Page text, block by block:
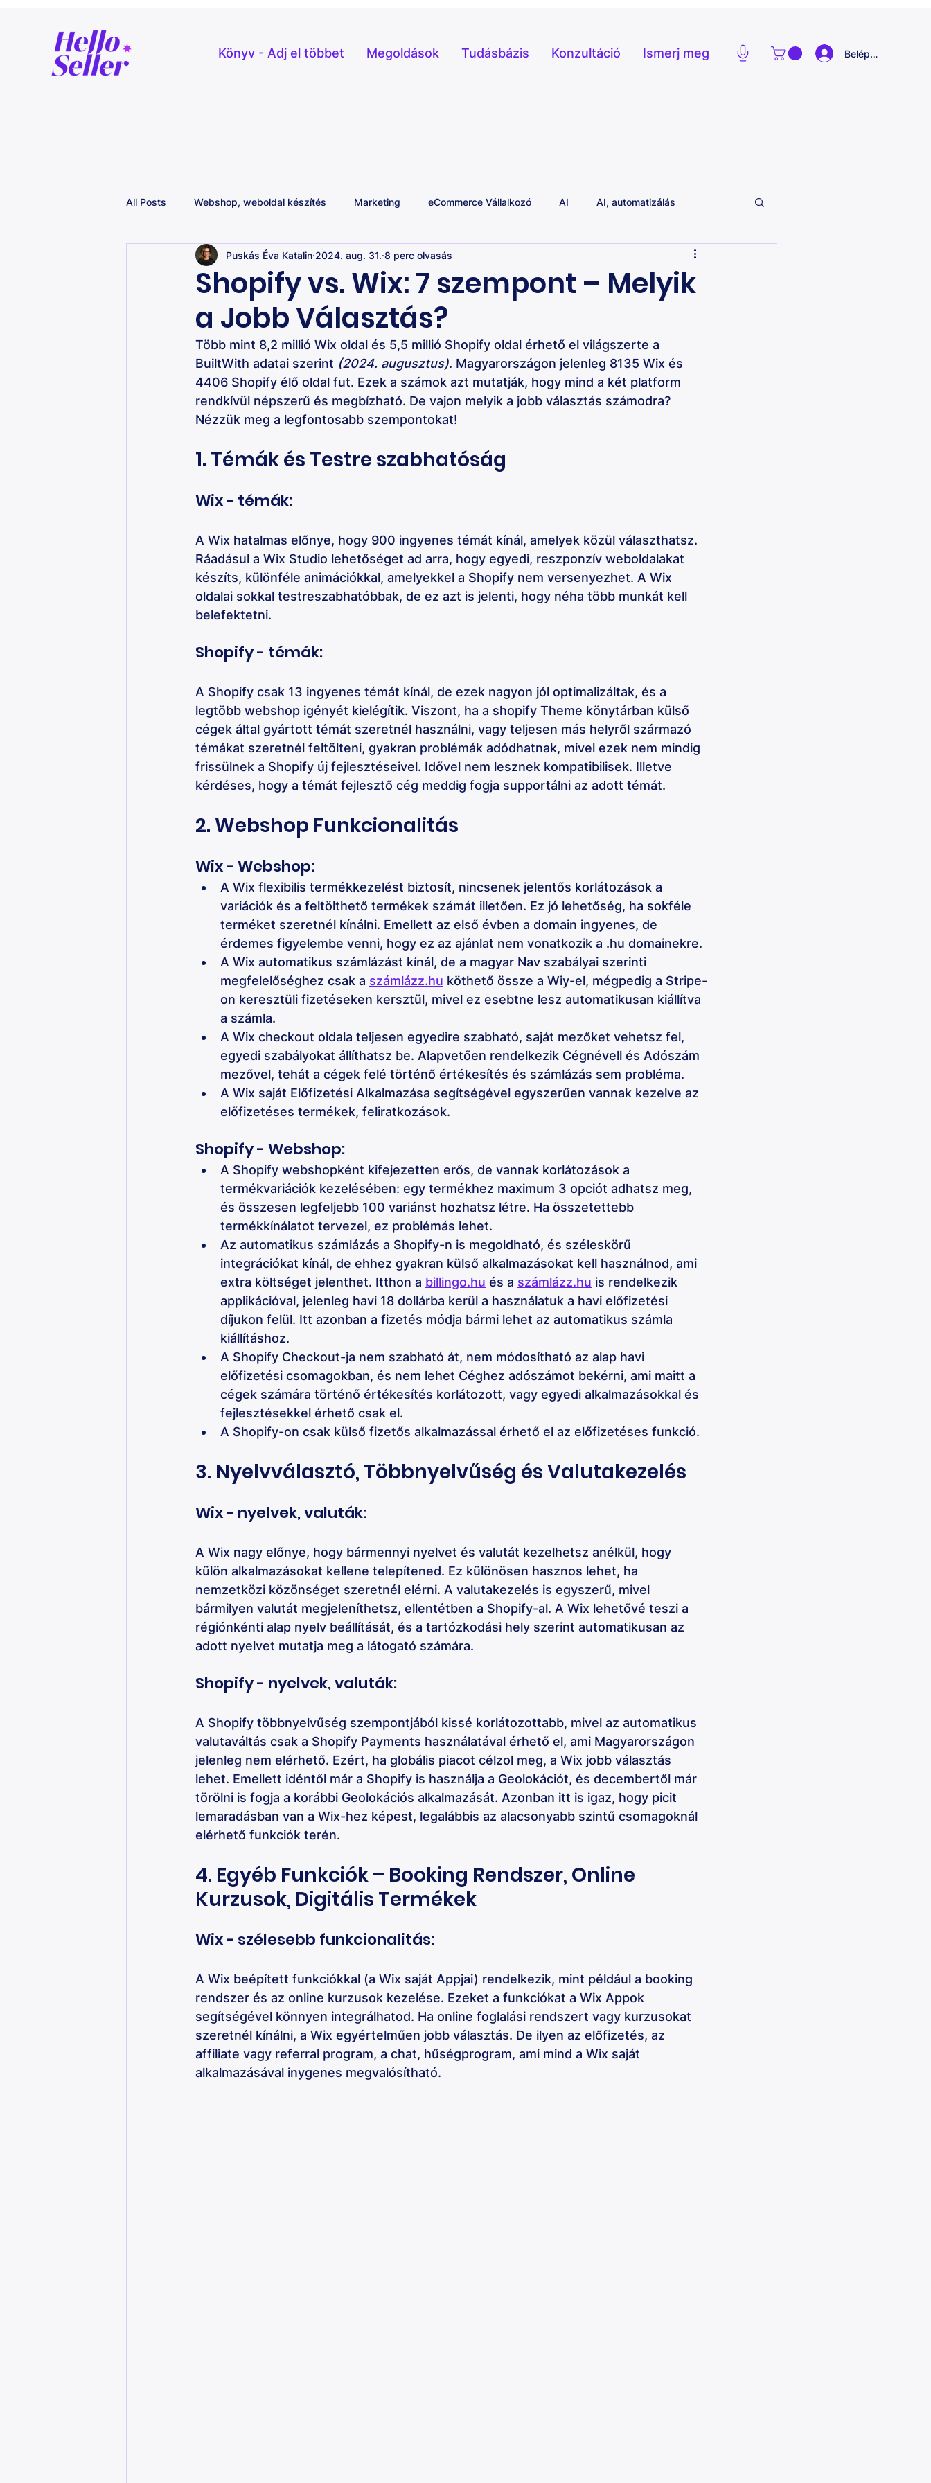
Könyv - Adj el többet Megoldások Tudásbázis Konzultáció Ismerj meg Belépés
All Posts Webshop, weboldal készítés Marketing eCommerce Vállalkozó AI AI, automatizálás
Jogszabályok Etsy
Shopify vs. Wix: 7 szempont – Melyik
a Jobb Választás?
Puskás Éva Katalin 2024. aug. 31. 8 perc olvasás
Több mint 8,2 millió Wix oldal és 5,5 millió Shopify oldal érhető el világszerte a
BuiltWith adatai szerint (2024. augusztus). Magyarországon jelenleg 8135 Wix és
4406 Shopify élő oldal fut. Ezek a számok azt mutatják, hogy mind a két platform
rendkívül népszerű és megbízható. De vajon melyik a jobb választás számodra?
Nézzük meg a legfontosabb szempontokat!
1. Témák és Testre szabhatóság
Wix - témák:
A Wix hatalmas előnye, hogy 900 ingyenes témát kínál, amelyek közül választhatsz.
Ráadásul a Wix Studio lehetőséget ad arra, hogy egyedi, reszponzív weboldalakat
készíts, különféle animációkkal, amelyekkel a Shopify nem versenyezhet. A Wix
oldalai sokkal testreszabhatóbbak, de ez azt is jelenti, hogy néha több munkát kell
belefektetni.
Shopify - témák:
A Shopify csak 13 ingyenes témát kínál, de ezek nagyon jól optimalizáltak, és a
legtöbb webshop igényét kielégítik. Viszont, ha a shopify Theme könytárban külső
cégek által gyártott témát szeretnél használni, vagy teljesen más helyről származó
témákat szeretnél feltölteni, gyakran problémák adódhatnak, mivel ezek nem mindig
frissülnek a Shopify új fejlesztéseivel. Idővel nem lesznek kompatibilisek. Illetve
kérdéses, hogy a témát fejlesztő cég meddig fogja supportálni az adott témát.
2. Webshop Funkcionalitás
Wix - Webshop:
A Wix flexibilis termékkezelést biztosít, nincsenek jelentős korlátozások a
variációk és a feltölthető termékek számát illetően. Ez jó lehetőség, ha sokféle
terméket szeretnél kínálni. Emellett az első évben a domain ingyenes, de
érdemes figyelembe venni, hogy ez az ajánlat nem vonatkozik a .hu domainekre.
A Wix automatikus számlázást kínál, de a magyar Nav szabályai szerinti
megfelelőséghez csak a számlázz.hu köthető össze a Wiy-el, mégpedig a Stripe-
on keresztüli fizetéseken kersztül, mivel ez esebtne lesz automatikusan kiállítva
a számla.
A Wix checkout oldala teljesen egyedire szabható, saját mezőket vehetsz fel,
egyedi szabályokat állíthatsz be. Alapvetően rendelkezik Cégnévell és Adószám
mezővel, tehát a cégek felé történő értékesítés és számlázás sem probléma.
A Wix saját Előfizetési Alkalmazása segítségével egyszerűen vannak kezelve az
előfizetéses termékek, feliratkozások.
Shopify - Webshop:
A Shopify webshopként kifejezetten erős, de vannak korlátozások a
termékvariációk kezelésében: egy termékhez maximum 3 opciót adhatsz meg,
és összesen legfeljebb 100 variánst hozhatsz létre. Ha összetettebb
termékkínálatot tervezel, ez problémás lehet.
Az automatikus számlázás a Shopify-n is megoldható, és széleskörű
integrációkat kínál, de ehhez gyakran külső alkalmazásokat kell használnod, ami
extra költséget jelenthet. Itthon a billingo.hu és a számlázz.hu is rendelkezik
applikációval, jelenleg havi 18 dollárba kerül a használatuk a havi előfizetési
díjukon felül. Itt azonban a fizetés módja bármi lehet az automatikus számla
kiállításhoz.
A Shopify Checkout-ja nem szabható át, nem módosítható az alap havi
előfizetési csomagokban, és nem lehet Céghez adószámot bekérni, ami maitt a
cégek számára történő értékesítés korlátozott, vagy egyedi alkalmazásokkal és
fejlesztésekkel érhető csak el.
A Shopify-on csak külső fizetős alkalmazással érhető el az előfizetéses funkció.
3. Nyelvválasztó, Többnyelvűség és Valutakezelés
Wix - nyelvek, valuták:
A Wix nagy előnye, hogy bármennyi nyelvet és valutát kezelhetsz anélkül, hogy
külön alkalmazásokat kellene telepítened. Ez különösen hasznos lehet, ha
nemzetközi közönséget szeretnél elérni. A valutakezelés is egyszerű, mivel
bármilyen valutát megjeleníthetsz, ellentétben a Shopify-al. A Wix lehetővé teszi a
régiónkénti alap nyelv beállítását, és a tartózkodási hely szerint automatikusan az
adott nyelvet mutatja meg a látogató számára.
Shopify - nyelvek, valuták:
A Shopify többnyelvűség szempontjából kissé korlátozottabb, mivel az automatikus
valutaváltás csak a Shopify Payments használatával érhető el, ami Magyarországon
jelenleg nem elérhető. Ezért, ha globális piacot célzol meg, a Wix jobb választás
lehet. Emellett idéntől már a Shopify is használja a Geolokációt, és decembertől már
törölni is fogja a korábbi Geolokációs alkalmazását. Azonban itt is igaz, hogy picit
lemaradásban van a Wix-hez képest, legalábbis az alacsonyabb szintű csomagoknál
elérhető funkciók terén.
4. Egyéb Funkciók – Booking Rendszer, Online
Kurzusok, Digitális Termékek
Wix - szélesebb funkcionalitás:
A Wix beépített funkciókkal (a Wix saját Appjai) rendelkezik, mint például a booking
rendszer és az online kurzusok kezelése. Ezeket a funkciókat a Wix Appok
segítségével könnyen integrálhatod. Ha online foglalási rendszert vagy kurzusokat
szeretnél kínálni, a Wix egyértelműen jobb választás. De ilyen az előfizetés, az
affiliate vagy referral program, a chat, hűségprogram, ami mind a Wix saját
alkalmazásával inygenes megvalósítható.